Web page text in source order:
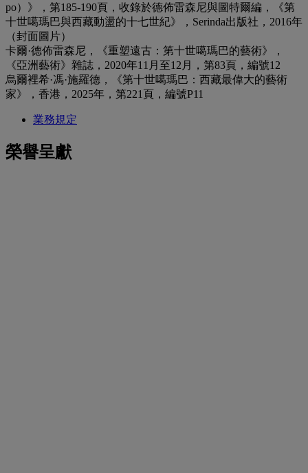
po）》，第185-190頁，收錄於德佈雷森尼與圖特爾編，《第
十世噶瑪巴與西藏動盪的十七世紀》，Serinda出版社，2016年
（封面圖片）
卡爾·德佈雷森尼，《重塑遠古：第十世噶瑪巴的藝術》，
《亞洲藝術》雜誌，2020年11月至12月，第83頁，編號12
烏爾裡希·馮·施羅德，《第十世噶瑪巴：西藏最偉大的藝術
家》，香港，2025年，第221頁，編號P11
業務規定
榮譽呈獻